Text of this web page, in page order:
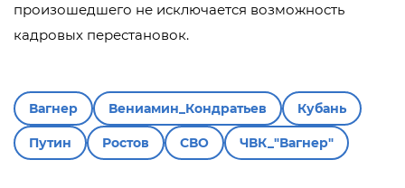
произошедшего не исключается возможность
кадровых перестановок.
Вагнер Вениамин_Кондратьев Кубань
Путин Ростов СВО ЧВК_"Вагнер"